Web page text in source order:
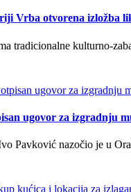
Vrba otvorena izložba
tradicionalne kulturno-
ugovor za izgradnju
Pavković nazočio je u